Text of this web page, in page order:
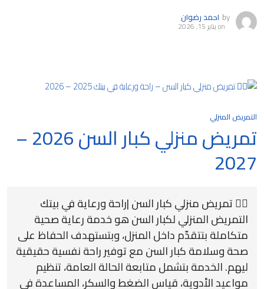
by احمد رضوان
onيناير 15, 2026
التمريض المنزلي
تمريض منزلي كبار السن 2026 –
2027
🧑‍⚕️ تمريض منزلي كبار السن |راحة ورعاية في بيتك
التمريض المنزلي لكبار السن هو خدمة رعاية صحية
متكاملة بتتقدّم داخل المنزل، وبتستهدف الحفاظ على
صحة وسلامة كبار السن مع توفير راحة نفسية حقيقية
ليهم. الخدمة بتشمل متابعة الحالة العامة، تنظيم
مواعيد الأدوية، قياس الضغط والسكر، المساعدة في